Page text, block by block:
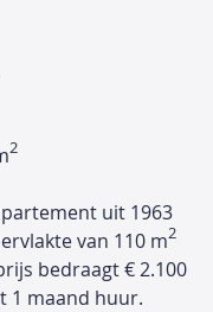
2
uit 1963
van 110 m2
bedraagt € 2.100
1 maand huur.